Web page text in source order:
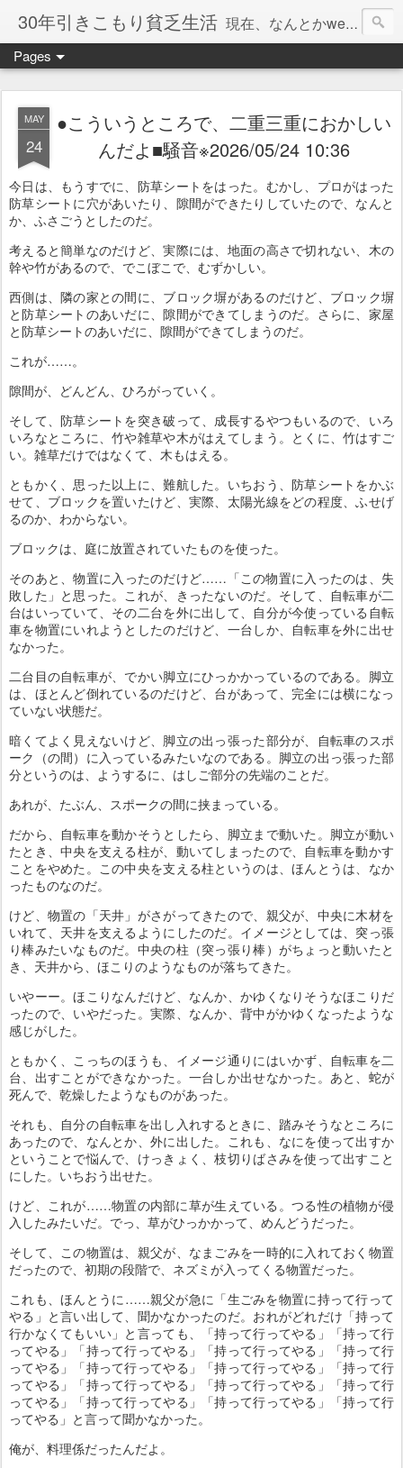
30年引きこもり貧乏生活 現在、なんとかweb系の仕事で食べています。このブログで扱う問題は「この世とはなにか」「人生とはなにか」「人間とはなにか」「強迫神経症の原因と解決法」「うつ病の原因と寄り添う方法」「家族の問題」などについてです。
Pages
MAY
24
●こういうところで、二重三重におかしい
んだよ■騒音※2026/05/24 10:36
今日は、もうすでに、防草シートをはった。むかし、プロがはった
防草シートに穴があいたり、隙間ができたりしていたので、なんと
か、ふさごうとしたのだ。
考えると簡単なのだけど、実際には、地面の高さで切れない、木の
幹や竹があるので、でこぼこで、むずかしい。
西側は、隣の家との間に、ブロック塀があるのだけど、ブロック塀
と防草シートのあいだに、隙間ができてしまうのだ。さらに、家屋
と防草シートのあいだに、隙間ができてしまうのだ。
これが……。
隙間が、どんどん、ひろがっていく。
そして、防草シートを突き破って、成長するやつもいるので、いろ
いろなところに、竹や雑草や木がはえてしまう。とくに、竹はすご
い。雑草だけではなくて、木もはえる。
ともかく、思った以上に、難航した。いちおう、防草シートをかぶ
せて、ブロックを置いたけど、実際、太陽光線をどの程度、ふせげ
るのか、わからない。
ブロックは、庭に放置されていたものを使った。
そのあと、物置に入ったのだけど……「この物置に入ったのは、失
敗した」と思った。これが、きったないのだ。そして、自転車が二
台はいっていて、その二台を外に出して、自分が今使っている自転
車を物置にいれようとしたのだけど、一台しか、自転車を外に出せ
なかった。
二台目の自転車が、でかい脚立にひっかかっているのである。脚立
は、ほとんど倒れているのだけど、台があって、完全には横になっ
ていない状態だ。
暗くてよく見えないけど、脚立の出っ張った部分が、自転車のスポ
ーク（の間）に入っているみたいなのである。脚立の出っ張った部
分というのは、ようするに、はしご部分の先端のことだ。
あれが、たぶん、スポークの間に挟まっている。
だから、自転車を動かそうとしたら、脚立まで動いた。脚立が動い
たとき、中央を支える柱が、動いてしまったので、自転車を動かす
ことをやめた。この中央を支える柱というのは、ほんとうは、なか
ったものなのだ。
けど、物置の「天井」がさがってきたので、親父が、中央に木材を
いれて、天井を支えるようにしたのだ。イメージとしては、突っ張
り棒みたいなものだ。中央の柱（突っ張り棒）がちょっと動いたと
き、天井から、ほこりのようなものが落ちてきた。
いやーー。ほこりなんだけど、なんか、かゆくなりそうなほこりだ
ったので、いやだった。実際、なんか、背中がかゆくなったような
感じがした。
ともかく、こっちのほうも、イメージ通りにはいかず、自転車を二
台、出すことができなかった。一台しか出せなかった。あと、蛇が
死んで、乾燥したようなものがあった。
それも、自分の自転車を出し入れするときに、踏みそうなところに
あったので、なんとか、外に出した。これも、なにを使って出すか
ということで悩んで、けっきょく、枝切りばさみを使って出すこと
にした。いちおう出せた。
けど、これが……物置の内部に草が生えている。つる性の植物が侵
入したみたいだ。でっ、草がひっかかって、めんどうだった。
そして、この物置は、親父が、なまごみを一時的に入れておく物置
だったので、初期の段階で、ネズミが入ってくる物置だった。
これも、ほんとうに……親父が急に「生ごみを物置に持って行って
やる」と言い出して、聞かなかったのだ。おれがどれだけ「持って
行かなくてもいい」と言っても、「持って行ってやる」「持って行
ってやる」「持って行ってやる」「持って行ってやる」「持って行
ってやる」「持って行ってやる」「持って行ってやる」「持って行
ってやる」「持って行ってやる」「持って行ってやる」「持って行
ってやる」「持って行ってやる」「持って行ってやる」「持って行
ってやる」と言って聞かなかった。
俺が、料理係だったんだよ。